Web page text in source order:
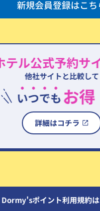
詳細はコチラ
Dormy'sポイント利用規約